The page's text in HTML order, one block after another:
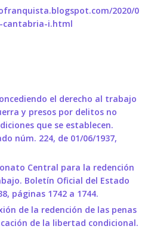
2020/0
cantabria-i.html
el derecho al trabajo
y presos por delitos no
que se establecen.
núm. 224, de 01/06/1937,
Central para la redención
Boletín Oficial del Estado
páginas 1742 a 1744.
de la redención de las penas
de la libertad condicional.